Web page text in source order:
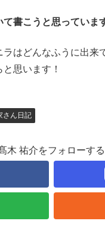
て書こうと思っていま
ラはどんなふうに出来
思います！
さん日記
木 祐介をフォローする